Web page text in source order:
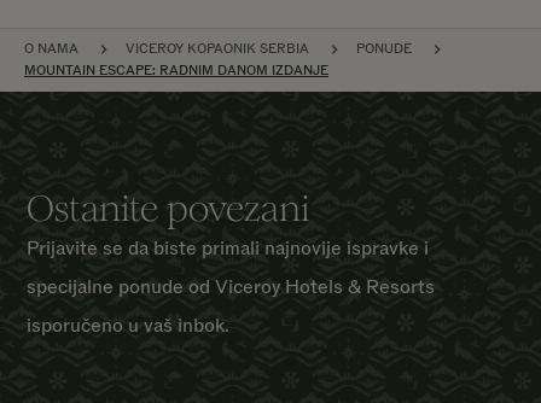
PREZLE
O NAMA VICEROY KOPAONIK SERBIA
PONUDE
MOUNTAIN ESCAPE: RADNIM DANOM IZDANJE
Ostanite povezani
Prijavite se da biste primali najnovije ispravke i
specijalne ponude od Viceroy Hotels & Resorts
isporučeno u vaš inbok.